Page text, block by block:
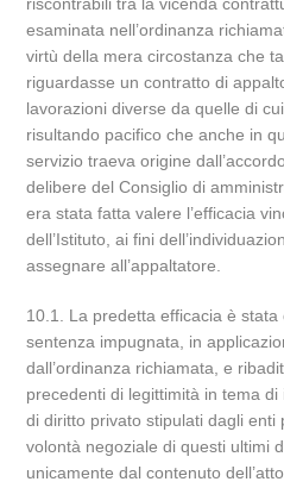
esaminata nell’ordinanza
virtù della mera circostanza che
riguardasse un contratto di
lavorazioni diverse da quelle di
risultando pacifico che anche in
servizio traeva origine
delibere del Consiglio di
era stata fatta valere l’efficacia
dell’Istituto, ai fini
assegnare all’appaltatore.
10.1. La predetta efficacia è
sentenza impugnata, in
dall’ordinanza richiamata, e
precedenti di legittimità in tema
di diritto privato stipulati dagli enti
volontà negoziale di questi ultimi
unicamente dal contenuto